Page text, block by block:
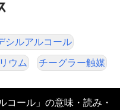
シルアルコール
ウム チーグラー触媒